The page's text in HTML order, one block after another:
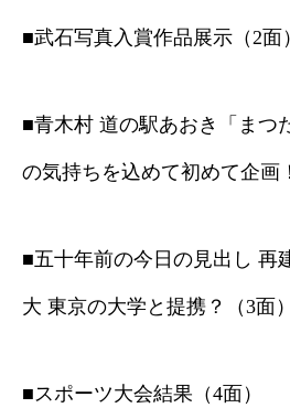
■武石写真入賞作品展示（2面）
■青木村 道の駅あおき「まつ
の気持ちを込めて初めて企画
■五十年前の今日の見出し 再
大 東京の大学と提携？（3面）
■スポーツ大会結果（4面）